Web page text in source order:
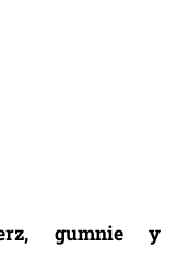
gumnie y